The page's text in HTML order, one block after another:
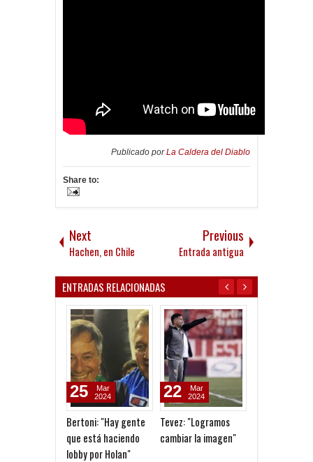
Publicado porLa Caldera del Diablo
Share to:
Next
Hachen, en Chile
Previous
Entrada antigua
ENTRADAS RELACIONADAS
Bertoni: "Hay gente
que está haciendo
lobby por Holan"
25
Mar
2024
Tevez: "Logramos
cambiar la imagen"
22
Mar
2024